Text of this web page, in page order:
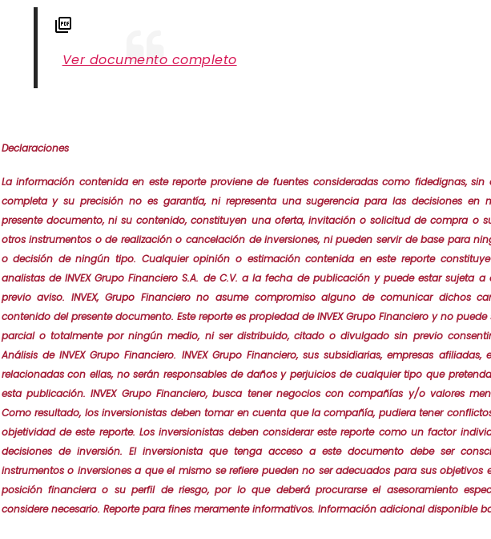
Ver documento completo
Declaraciones
La información contenida en este reporte proviene de fuentes consideradas como fidedignas, sin
completa y su precisión no es garantía, ni representa una sugerencia para las decisiones en
presente documento, ni su contenido, constituyen una oferta, invitación o solicitud de compra o
otros instrumentos o de realización o cancelación de inversiones, ni pueden servir de base para
o decisión de ningún tipo. Cualquier opinión o estimación contenida en este reporte
analistas de INVEX Grupo Financiero S.A. de C.V. a la fecha de publicación y puede estar sujeta
previo aviso. INVEX, Grupo Financiero no asume compromiso alguno de comunicar dichos
contenido del presente documento. Este reporte es propiedad de INVEX Grupo Financiero y no
parcial o totalmente por ningún medio, ni ser distribuido, citado o divulgado sin previo
Análisis de INVEX Grupo Financiero. INVEX Grupo Financiero, sus subsidiarias, empresas
relacionadas con ellas, no serán responsables de daños y perjuicios de cualquier tipo que
esta publicación. INVEX Grupo Financiero, busca tener negocios con compañías y/o valores
Como resultado, los inversionistas deben tomar en cuenta que la compañía, pudiera tener
objetividad de este reporte. Los inversionistas deben considerar este reporte como un factor
decisiones de inversión. El inversionista que tenga acceso a este documento debe ser
instrumentos o inversiones a que el mismo se refiere pueden no ser adecuados para sus objetivos
posición financiera o su perfil de riesgo, por lo que deberá procurarse el asesoramiento
considere necesario. Reporte para fines meramente informativos. Información adicional disponible